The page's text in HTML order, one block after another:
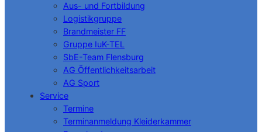
Aus- und Fortbildung
Logistikgruppe
Brandmeister FF
Gruppe IuK-TEL
SbE-Team Flensburg
AG Öffentlichkeitsarbeit
AG Sport
Service
Termine
Terminanmeldung Kleiderkammer